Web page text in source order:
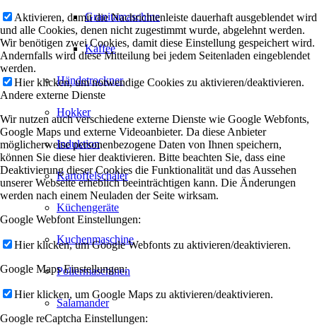
Granitamaschine
Kaffee
Händetrockner
Hokker
Induktion
Kartoffelschäler
Küchengeräte
Kuchenmaschine
Poliermaschinen
Salamander
Aktivieren, damit die Nachrichtenleiste dauerhaft ausgeblendet wird
und alle Cookies, denen nicht zugestimmt wurde, abgelehnt werden.
Wir benötigen zwei Cookies, damit diese Einstellung gespeichert wird.
Andernfalls wird diese Mitteilung bei jedem Seitenladen eingeblendet
werden.
Hier klicken, um notwendige Cookies zu aktivieren/deaktivieren.
Andere externe Dienste
Wir nutzen auch verschiedene externe Dienste wie Google Webfonts,
Google Maps und externe Videoanbieter. Da diese Anbieter
möglicherweise personenbezogene Daten von Ihnen speichern,
können Sie diese hier deaktivieren. Bitte beachten Sie, dass eine
Deaktivierung dieser Cookies die Funktionalität und das Aussehen
unserer Webseite erheblich beeinträchtigen kann. Die Änderungen
werden nach einem Neuladen der Seite wirksam.
Google Webfont Einstellungen:
Hier klicken, um Google Webfonts zu aktivieren/deaktivieren.
Google Maps Einstellungen:
Hier klicken, um Google Maps zu aktivieren/deaktivieren.
Google reCaptcha Einstellungen: